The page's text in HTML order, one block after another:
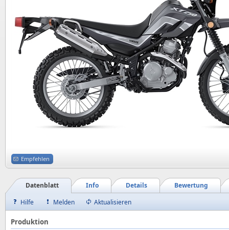
Empfehlen
Bewertung
Details
Info
Datenblatt
Hilfe
Melden Aktualisieren
Produktion